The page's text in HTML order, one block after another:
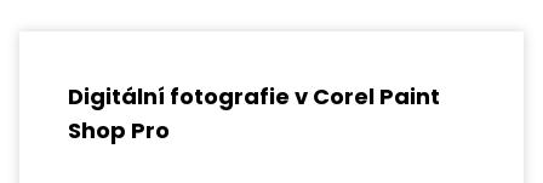
Digitální fotografie v Corel Paint
Shop Pro